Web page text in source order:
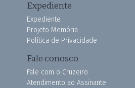
Expediente
Expediente
Projeto Memória
Política de Privacidade
Fale conosco
Fale com o Cruzeiro
Atendimento ao Assinante